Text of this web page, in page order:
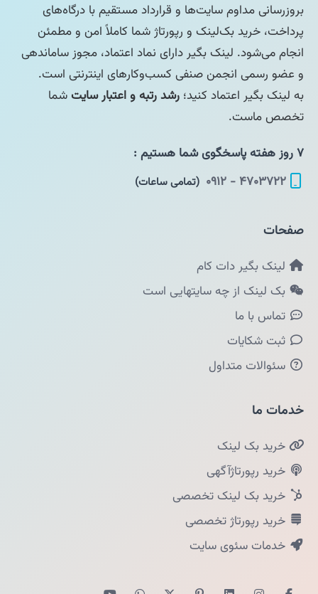
بروزرسانی مداوم سایت‌ها و قرارداد مستقیم با درگاه‌های
پرداخت، خرید بک‌لینک و رپورتاژ شما کاملاً امن و مطمئن
انجام می‌شود. لینک بگیر دارای نماد اعتماد، مجوز ساماندهی
و عضو رسمی انجمن صنفی کسب‌وکارهای اینترنتی است.
به لینک بگیر اعتماد کنید؛ رشد رتبه و اعتبار سایتشما
تخصص ماست.
۷ روز هفته پاسخگوی شما هستیم :
۴۷۰۳۷۲۲ - ۰۹۱۲
(تمامی ساعات)
صفحات
لینک بگیر دات کام
بک لینک از چه سایتهایی است
تماس با ما
ثبت شکایات
سئوالات متداول
خدمات ما
خرید بک لینک
خرید رپورتاژآگهی
خرید بک لینک تخصصی
خرید رپورتاژ تخصصی
خدمات سئوی سایت